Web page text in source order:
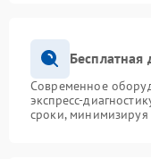
Современное
экспресс-
сроки, минимизируя